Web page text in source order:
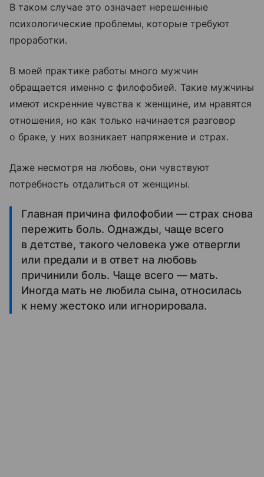
В таком случае это означает нерешенные
психологические проблемы, которые требуют
проработки.
В моей практике работы много мужчин
обращается именно с филофобией. Такие мужчины
имеют искренние чувства к женщине, им нравятся
отношения, но как только начинается разговор
о браке, у них возникает напряжение и страх.
Даже несмотря на любовь, они чувствуют
потребность отдалиться от женщины.
Главная причина филофобии — страх снова
пережить боль. Однажды, чаще всего
в детстве, такого человека уже отвергли
или предали и в ответ на любовь
причинили боль. Чаще всего — мать.
Иногда мать не любила сына, относилась
к нему жестоко или игнорировала.